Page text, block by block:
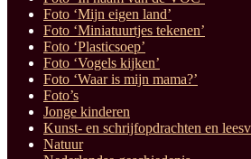
Foto ‘Mijn eigen land’
Foto ‘Miniatuurtjes tekenen’
Foto ‘Plasticsoep’
Foto ‘Vogels kijken’
Foto ‘Waar is mijn mama?’
Foto’s
Jonge kinderen
Kunst- en schrijfopdrachten en
Natuur